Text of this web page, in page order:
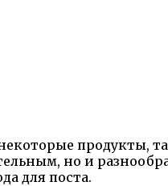
продукты,
но и
для поста.